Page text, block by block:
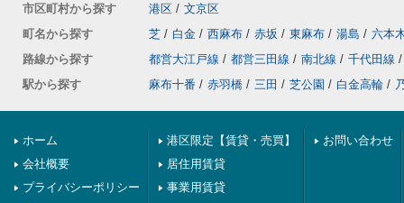
市区町村から探す 港区 / 文京区
町名から探す
芝 / 白金 / 西麻布 / 赤坂 / 東麻布 / 湯島 / 六本
路線から探す
都営大江戸線 / 都営三田線 / 南北線 / 千代田線 /
駅から探す
麻布十番 / 赤羽橋 / 三田 / 芝公園 / 白金高輪 /
ホーム
会社概要
プライバシーポリシー
港区限定【賃貸・売買】
居住用賃貸
事業用賃貸
お問い合わせ